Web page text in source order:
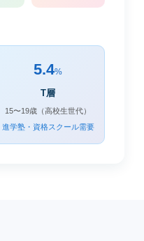
5.4%
T層
15〜19歳（高校生世代）
進学塾・資格スクール需要